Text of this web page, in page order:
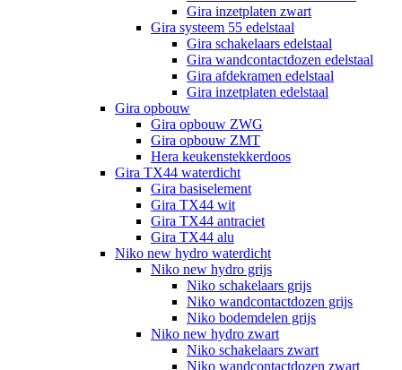
Gira inzetplaten zwart
Gira systeem 55 edelstaal
Gira schakelaars edelstaal
Gira wandcontactdozen edelstaal
Gira afdekramen edelstaal
Gira inzetplaten edelstaal
Gira opbouw
Gira opbouw ZWG
Gira opbouw ZMT
Hera keukenstekkerdoos
Gira TX44 waterdicht
Gira basiselement
Gira TX44 wit
Gira TX44 antraciet
Gira TX44 alu
Niko new hydro waterdicht
Niko new hydro grijs
Niko schakelaars grijs
Niko wandcontactdozen grijs
Niko bodemdelen grijs
Niko new hydro zwart
Niko schakelaars zwart
Niko wandcontactdozen zwart